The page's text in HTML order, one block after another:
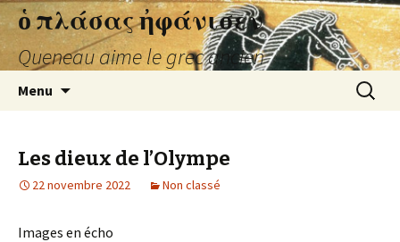
ὁ πλάσας ἠφάνισεν
Queneau aime le grec ancien
Menu
Les dieux de l’Olympe
22 novembre 2022 Non classé
Images en écho